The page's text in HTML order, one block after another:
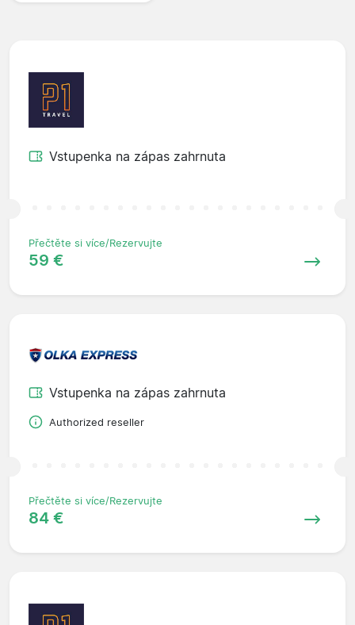
Vstupenka na zápas zahrnuta
Přečtěte si více/Rezervujte
59 €
Vstupenka na zápas zahrnuta
Authorized reseller
Přečtěte si více/Rezervujte
84 €